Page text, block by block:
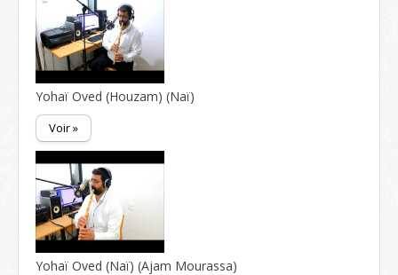
Yohaï Oved (Houzam) (Naï)
Voir »
Yohaï Oved (Naï) (Ajam Mourassa)